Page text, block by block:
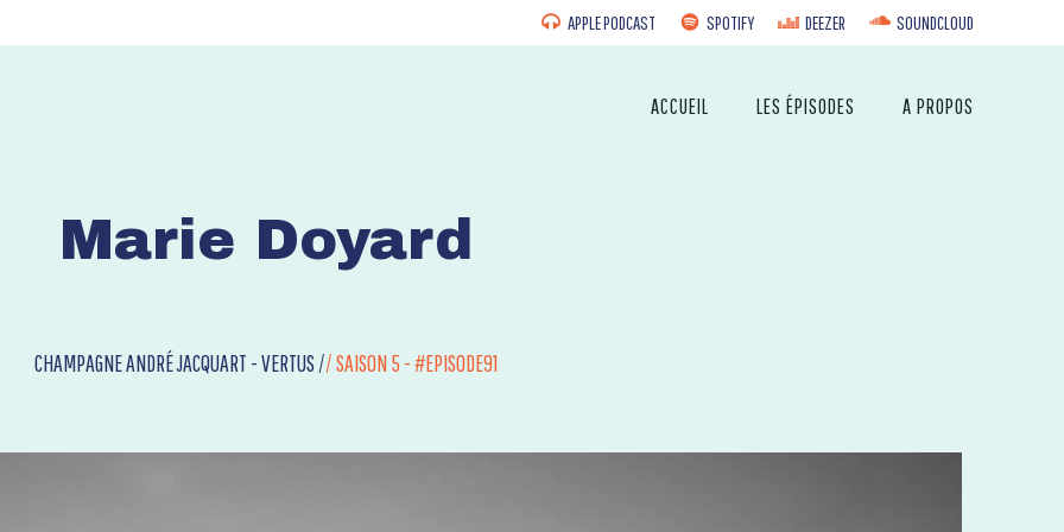
APPLE PODCAST SPOTIFY DEEZER SOUNDCLOUD
ACCUEIL LES ÉPISODES A PROPOS
Marie Doyard
CHAMPAGNE ANDRÉ JACQUART - VERTUS //SAISON 5 - #EPISODE91